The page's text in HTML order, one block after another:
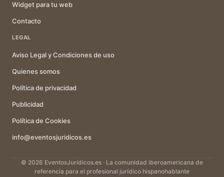
Widget para tu web
Contacto
LEGAL
Aviso Legal y Condiciones de uso
Quienes somos
Política de privacidad
Publicidad
Política de Cookies
info@eventosjuridicos.es
© 2026 EventosJurídicos.es · La comunidad iberoamericana de
referencia para el profesional jurídico hispanohablante